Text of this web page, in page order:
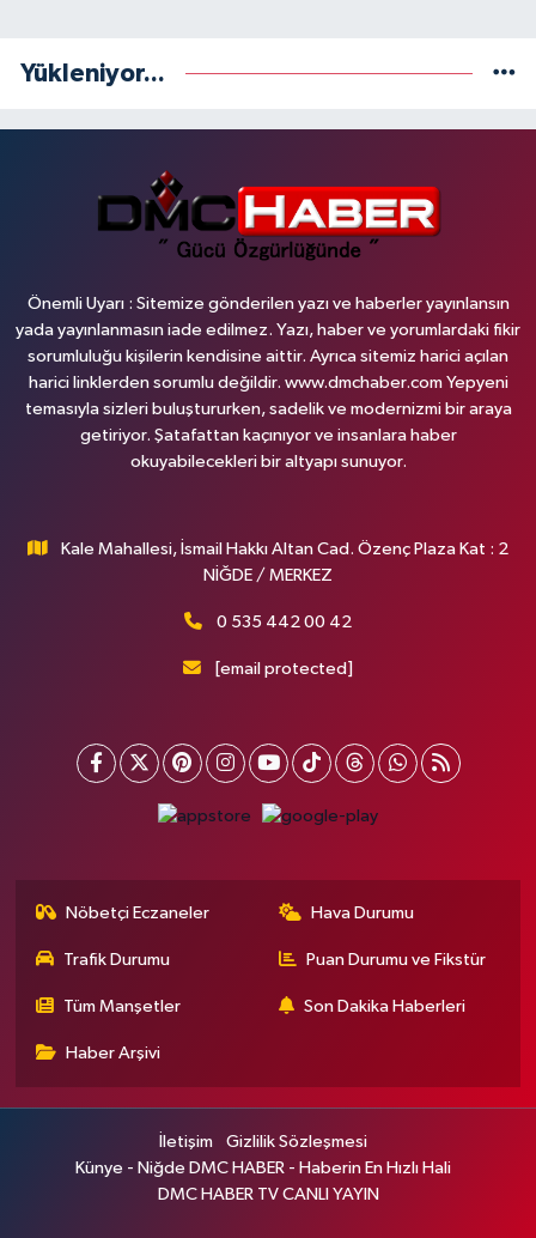
Yükleniyor...
Önemli Uyarı : Sitemize gönderilen yazı ve haberler yayınlansın
yada yayınlanmasın iade edilmez. Yazı, haber ve yorumlardaki fikir
sorumluluğu kişilerin kendisine aittir. Ayrıca sitemiz harici açılan
harici linklerden sorumlu değildir. www.dmchaber.com Yepyeni
temasıyla sizleri buluştururken, sadelik ve modernizmi bir araya
getiriyor. Şatafattan kaçınıyor ve insanlara haber
okuyabilecekleri bir altyapı sunuyor.
Kale Mahallesi, İsmail Hakkı Altan Cad. Özenç Plaza Kat : 2
NİĞDE / MERKEZ
0 535 442 00 42
[email protected]
Nöbetçi Eczaneler Hava Durumu
Trafik Durumu Puan Durumu ve Fikstür
Tüm Manşetler Son Dakika Haberleri
Haber Arşivi
İletişim
Gizlilik Sözleşmesi
Künye - Niğde DMC HABER - Haberin En Hızlı Hali
DMC HABER TV CANLI YAYIN